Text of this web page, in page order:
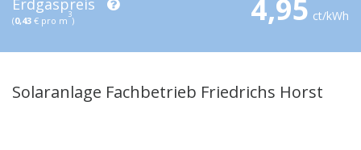
Erdgaspreis
(0,43 € pro m
3
) 4,95 ct/kWh
Solaranlage Fachbetrieb Friedrichs Horst